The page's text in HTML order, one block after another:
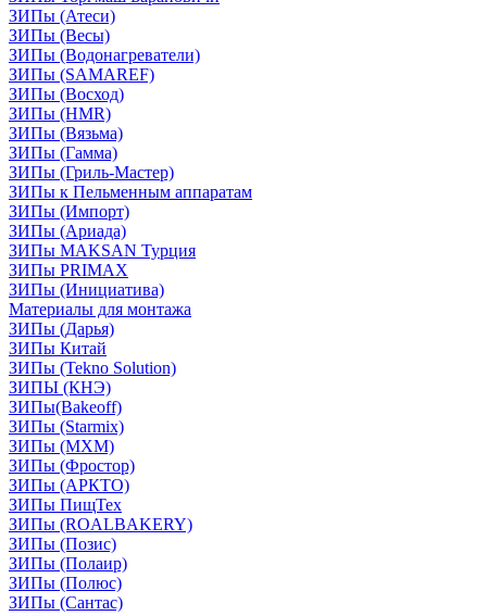
ЗИПы (Атеси)
ЗИПы (Весы)
ЗИПы (Водонагреватели)
ЗИПы (SAMAREF)
ЗИПы (Восход)
ЗИПы (HMR)
ЗИПы (Вязьма)
ЗИПы (Гамма)
ЗИПы (Гриль-Мастер)
ЗИПы к Пельменным аппаратам
ЗИПы (Импорт)
ЗИПы (Ариада)
ЗИПы MAKSAN Турция
ЗИПы PRIMAX
ЗИПы (Инициатива)
Материалы для монтажа
ЗИПы (Дарья)
ЗИПы Китай
ЗИПы (Tekno Solution)
ЗИПЫ (КНЭ)
ЗИПы(Bakeoff)
ЗИПы (Starmix)
ЗИПы (МХМ)
ЗИПы (Фростор)
ЗИПы (АРКТО)
ЗИПы ПищТех
ЗИПы (ROALBAKERY)
ЗИПы (Позис)
ЗИПы (Полаир)
ЗИПы (Полюс)
ЗИПы (Сантас)